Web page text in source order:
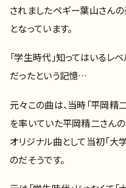
されましたペギー葉山さんの
となっています。
「学生時代」知ってはいるレ
だったという記憶…
元々この曲は、当時「平岡精
を率いていた平岡精二さん
オリジナル曲として当初「大
のだそうです。